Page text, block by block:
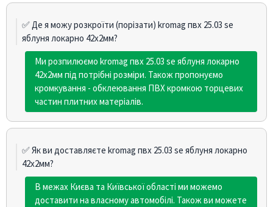
✅ Де я можу розкроїти (порізати) kromag пвх 25.03 sе
яблуня локарно 42х2мм?
Ми розпилюємо kromag пвх 25.03 sе яблуня локарно
42х2мм під потрібні розміри. Також пропонуємо
кромкування - обклеювання ПВХ кромкою торцевих
частин плитних матеріалів.
✅ Як ви доставляєте kromag пвх 25.03 sе яблуня локарно
42х2мм?
В межах Києва та Київської області ми можемо
доставити на власному автомобілі. Також ви можете